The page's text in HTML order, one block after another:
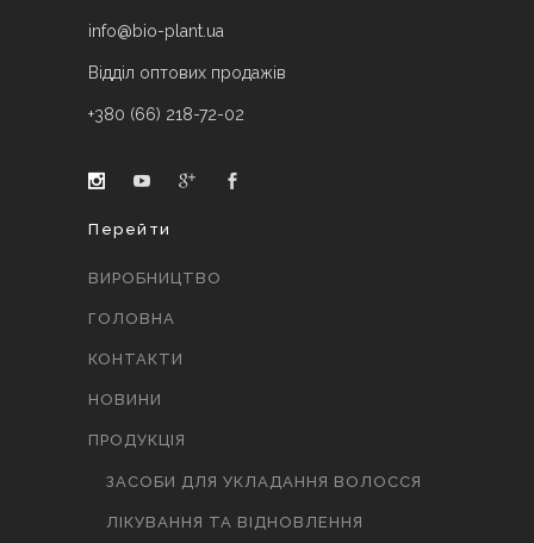
info@bio-plant.ua
Відділ оптових продажів
+380 (66) 218-72-02
Перейти
ВИРОБНИЦТВО
ГОЛОВНА
КОНТАКТИ
НОВИНИ
ПРОДУКЦІЯ
ЗАСОБИ ДЛЯ УКЛАДАННЯ ВОЛОССЯ
ЛІКУВАННЯ ТА ВІДНОВЛЕННЯ